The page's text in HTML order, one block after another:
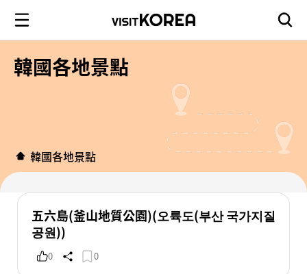
韓國各地景點
韓國各地景點
五六島(釜山地質公園)(오륙도(부산 국가지질
공원))
0 0